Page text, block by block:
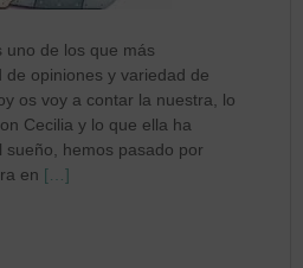
uno de los que más
opiniones y variedad de
os voy a contar la nuestra, lo
Cecilia y lo que ella ha
sueño, hemos pasado por
en […]